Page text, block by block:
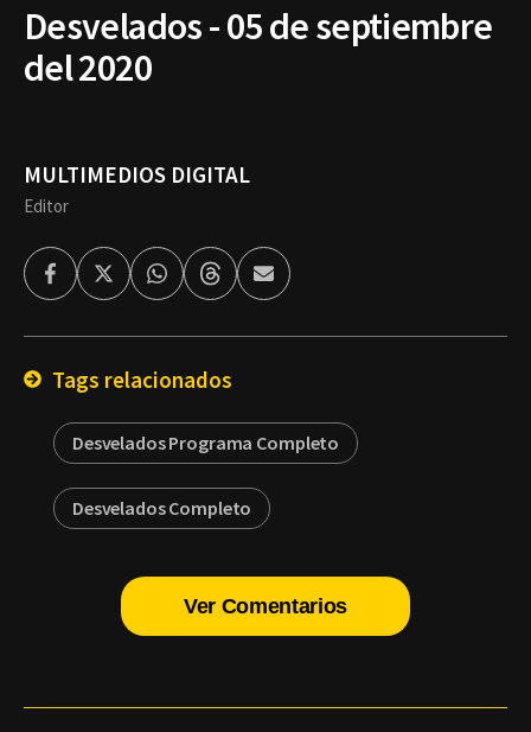
Desvelados - 05 de septiembre
del 2020
MULTIMEDIOS DIGITAL
Editor
FacebookTwitterWhatsappThreadsEnviar
por
Tags relacionados
Desvelados Programa Completo
Desvelados Completo
Ver Comentarios